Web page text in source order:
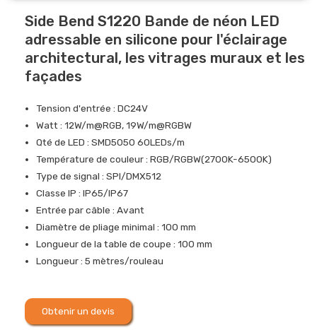
Side Bend S1220 Bande de néon LED
adressable en silicone pour l'éclairage
architectural, les vitrages muraux et les
façades
Tension d'entrée : DC24V
Watt : 12W/m@RGB, 19W/m@RGBW
Qté de LED : SMD5050 60LEDs/m
Température de couleur : RGB/RGBW(2700K-6500K)
Type de signal : SPI/DMX512
Classe IP : IP65/IP67
Entrée par câble : Avant
Diamètre de pliage minimal : 100 mm
Longueur de la table de coupe : 100 mm
Longueur : 5 mètres/rouleau
Obtenir un devis